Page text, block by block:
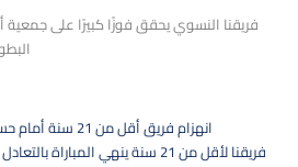
انهزام فريق أقل من 21 سنة أمام حسنية أكادير بنتيجة 2-1
فريقنا لأقل من 21 سنة ينهي المباراة بالتعادل أمام أولمبيك آسفي